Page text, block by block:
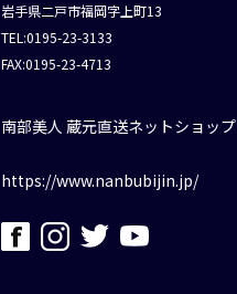
岩手県二戸市福岡字上町13
TEL:0195-23-3133
FAX:0195-23-4713
南部美人 蔵元直送ネットショップ
https://www.nanbubijin.jp/